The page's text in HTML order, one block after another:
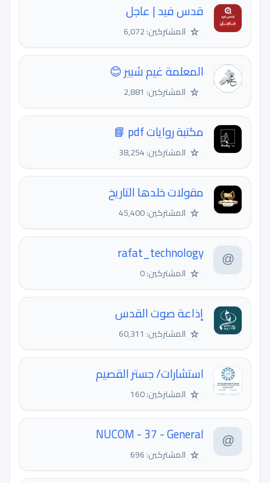
قدس فيد | عاجل
☆ المشتركين: 6,072
المعلمة غيم شبير 😊
☆ المشتركين: 2,881
مكتبة روايات pdf 📘
☆ المشتركين: 38,254
مقولات خلدها التاريخ
☆ المشتركين: 45,400
rafat_technology
☆ المشتركين: 0
إذاعة صوت القدس
☆ المشتركين: 60,311
استشارات/ جستر القصيم
☆ المشتركين: 160
NUCOM - 37 - General
☆ المشتركين: 696